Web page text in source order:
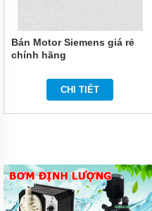
ĐIỆN
MÁY
ĐIỆN
NƯỚC
THEO
HÃNG
Bán Motor Siemens giá rẻ
chính hãng
CHI TIẾT